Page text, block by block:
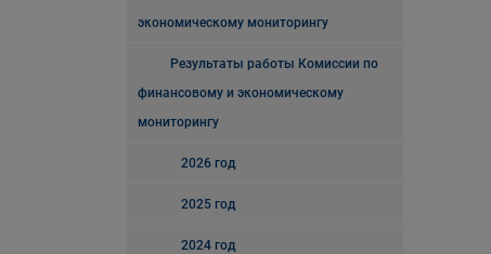
экономическому мониторингу
Результаты работы Комиссии по
финансовому и экономическому
мониторингу
2026 год
2025 год
2024 год